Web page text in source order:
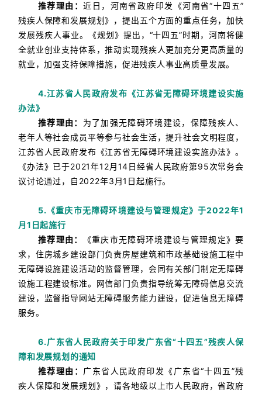
推荐理由：近日，河南省政府印发《河南省“十四五”
残疾人保障和发展规划》，提出五个方面的重点任务，加快
发展残疾人事业。
《规划》提出，“十四五”时期，河南将健
全就业创业支持体系，推动实现残疾人更加充分更高质量的
就业，加强支持保障措施，促进残疾人事业高质量发展。
4.江苏省人民政府发布《江苏省无障碍环境建设实施
办法》
推荐理由： 为了加强无障碍环境建设，保障残疾人、
老年人等社会成员平等参与社会生活，提升社会文明程度，
江苏省人民政府发布《江苏省无障碍环境建设实施办法》。
《办法》已于2021年12月14日经省人民政府第95次常务会
议讨论通过，自2022年3月1日起施行。
5.《重庆市无障碍环境建设与管理规定》于2022年1
月1日起施行
推荐理由：
《重庆市无障碍环境建设与管理规定》要
求，住房城乡建设部门负责房屋建筑和市政基础设施工程中
无障碍设施建设活动的监督管理，会同有关部门制定无障碍
设施工程建设标准。 网信部门负责指导统筹无障碍信息交流
建设，监督指导网站无障碍服务能力建设，促进信息无障碍
服务。
6.广东省人民政府关于印发广东省“十四五”残疾人保
障和发展规划的通知
推荐理由： 广东省人民政府印发《广东省“十四五”残
疾人保障和发展规划》，请各地级以上市人民政府，省政府